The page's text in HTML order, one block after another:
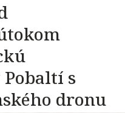
s
dronu